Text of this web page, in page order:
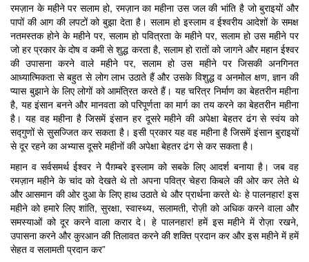
रमज़ान के महीने पर सलाम हो, रमज़ान का महीना उस जल की भांति है जो बुराइयों और
पापों की आग की लपटों को बुझा देता है। सलाम हो इस्लाम व ईश्वरीय आदेशों के समक्ष
नतमस्तक होने के महीने पर, सलाम हो पवित्रता के महीने पर, सलाम हो उस महीने पर
जो हर प्रकार के दोष व कमी से शुद्ध करता है, सलाम हो रातों को जागने और महान ईश्वर
की उपासना करने वाले महीने पर, सलाम हो उस महीने पर जिसकी अनगिनत
आध्यात्मिकता से बहुत से लोग लाभ उठाते हैं और उसके विशुद्ध व अनमोल क्षण, ज्ञान की
प्यास बुझाने के लिए लोगों को आमंत्रित करते हैं। यह चरित्र निर्माण का बेहतरीन महीना
है, यह इंसान बनने और मानवता को परिपूर्णता का मार्ग का तय करने का बेहतरीन महीना
है। यह वह महीना है जिसमें इंसान हर दूसरे महीने की अपेक्षा बेहतर ढंग से स्वंय को
सद्गुणों से सुसज्जित कर सकता है। इसी प्रकार यह वह महीना है जिसमें इंसान बुराइयों
से दूर रहने का अभ्यास दूसरे महीनों की अपेक्षा बेहतर ढंग से कर सकता है।
महान व सर्वसमर्थ ईश्वर ने पैग़म्बरे इस्लाम को सबके लिए आदर्श बनाया है। जब वह
रमज़ान महीने के चांद को देखते थे तो अपना पवित्र चेहरा किबले की ओर कर लेते थे
और आसमान की ओर दुआ के लिए हाथ उठाते थे और प्रार्थना करते थेः हे पालनहार! इस
महीने को हमारे लिए शांति, सुरक्षा, स्वास्थ्य, सलामती, रोज़ी को अधिक करने वाला और
समस्याओं को दूर करने वाला करार दे। हे पालनहार! हमें इस महीने में रोज़ा रखने,
उपासना करने और कुरआन की तिलावत करने की शक्ति प्रदान कर और इस महीने में हमें
सेहत व सलामती प्रदान कर”